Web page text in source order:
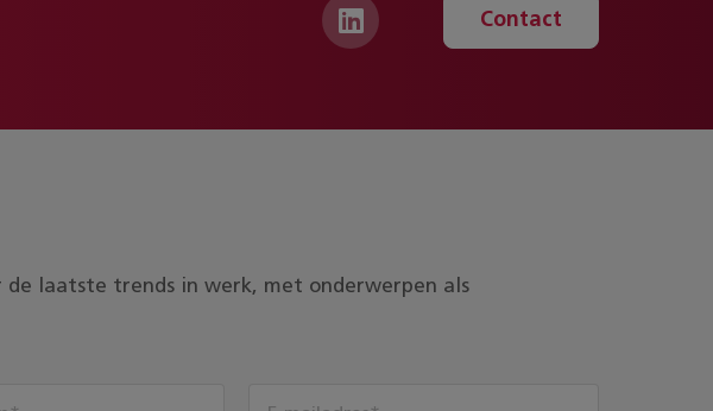
Contact
laatste trends in werk, met onderwerpen als